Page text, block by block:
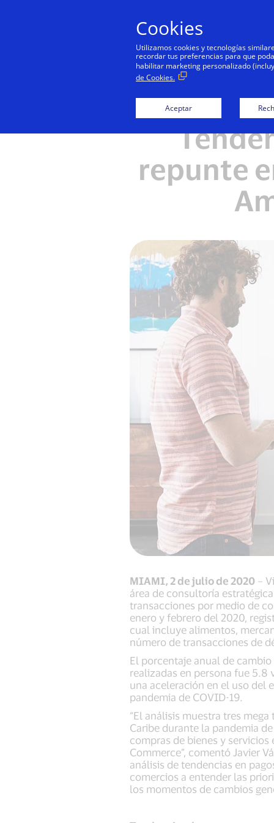
repunte
MIAMI, 2 de julio de 2020 –
área de consultoría
transacciones por medio de
enero y febrero del 2020,
cual incluye alimentos,
número de transacciones de
El porcentaje anual de
realizadas en persona fue 5.8
una aceleración en el uso del
pandemia de COVID-19.
“El análisis muestra tres
Caribe durante la pandemia
compras de bienes y
Commerce”, comentó Javier
análisis de tendencias en
comercios a entender las
los momentos de cambios
Cookies
Utilizamos cookies y tecnologías
recordar tus preferencias para que
habilitar marketing personalizado
de Cookies.
Aceptar